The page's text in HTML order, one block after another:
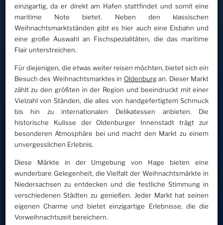
einzigartig, da er direkt am Hafen stattfindet und somit eine
maritime Note bietet. Neben den klassischen
Weihnachtsmarktständen gibt es hier auch eine Eisbahn und
eine große Auswahl an Fischspezialitäten, die das maritime
Flair unterstreichen.
Für diejenigen, die etwas weiter reisen möchten, bietet sich ein
Besuch des Weihnachtsmarktes in Oldenburgan. Dieser Markt
zählt zu den größten in der Region und beeindruckt mit einer
Vielzahl von Ständen, die alles von handgefertigtem Schmuck
bis hin zu internationalen Delikatessen anbieten. Die
historische Kulisse der Oldenburger Innenstadt trägt zur
besonderen Atmosphäre bei und macht den Markt zu einem
unvergesslichen Erlebnis.
Diese Märkte in der Umgebung von Hage bieten eine
wunderbare Gelegenheit, die Vielfalt der Weihnachtsmärkte in
Niedersachsen zu entdecken und die festliche Stimmung in
verschiedenen Städten zu genießen. Jeder Markt hat seinen
eigenen Charme und bietet einzigartige Erlebnisse, die die
Vorweihnachtszeit bereichern.